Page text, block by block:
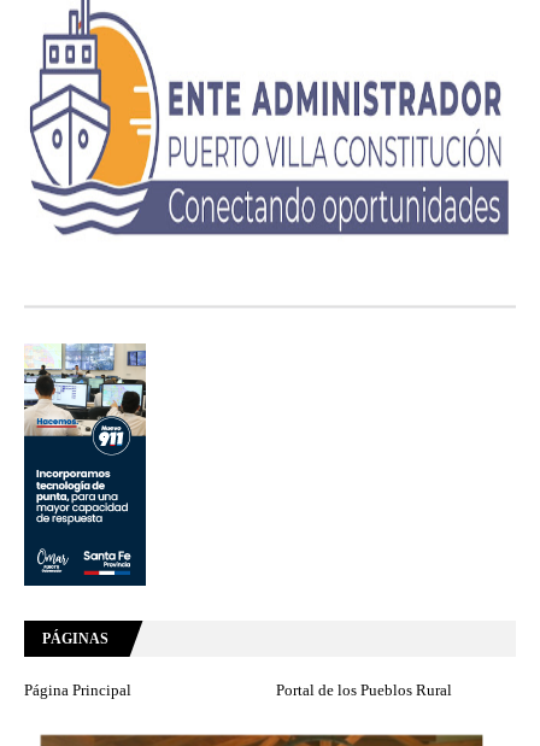
PÁGINAS
Página Principal Portal de los Pueblos Rural